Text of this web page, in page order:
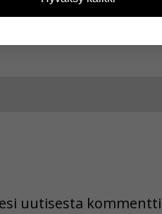
Jaa Facebookissa
uutisesta
kävijämääristä ja siitä,
kerää henkilötietoja